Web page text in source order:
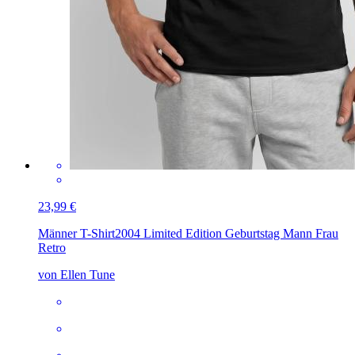
23,99 €
Männer T-Shirt2004 Limited Edition Geburtstag Mann Frau
Retro
von Ellen Tune